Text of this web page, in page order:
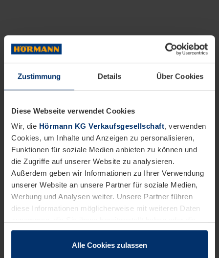
Zustimmung Details Über Cookies
Diese Webseite verwendet Cookies
Wir, die Hörmann KG Verkaufsgesellschaft, verwenden
Cookies, um Inhalte und Anzeigen zu personalisieren,
Funktionen für soziale Medien anbieten zu können und
die Zugriffe auf unserer Website zu analysieren.
Außerdem geben wir Informationen zu Ihrer Verwendung
unserer Website an unsere Partner für soziale Medien,
Werbung und Analysen weiter. Unsere Partner führen
diese Informationen möglicherweise mit weiteren Daten
sie im Rahmen Ihrer Nutzung der Dienste gesammelt
Alle Cookies zulassen